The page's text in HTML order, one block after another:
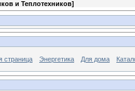
и Теплотехников]
страница Энергетика Для дома